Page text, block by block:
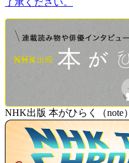
NHK出版 本がひらく（note）